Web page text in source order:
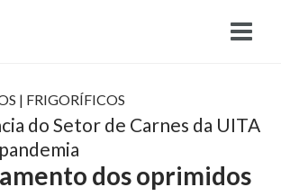
| FRIGORÍFICOS
do Setor de Carnes da UITA
dos oprimidos